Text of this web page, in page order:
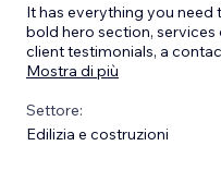
It has everything you need
bold hero section, services
client testimonials, a
Mostra di più
Settore:
Edilizia e costruzioni